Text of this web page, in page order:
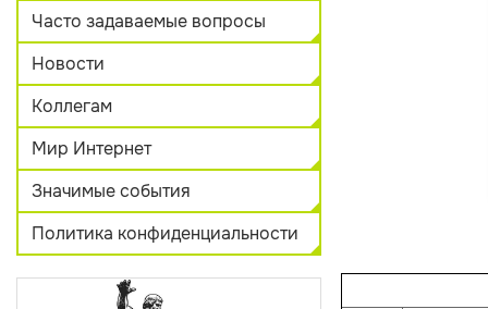
Часто задаваемые вопросы
Новости
Коллегам
Мир Интернет
Значимые события
Политика конфиденциальности